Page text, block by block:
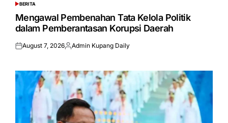
POSTED
IN
BERITA
Mengawal Pembenahan Tata Kelola Politik
dalam Pemberantasan Korupsi Daerah
Posted
August 7, 2026Posted
Admin Kupang Daily